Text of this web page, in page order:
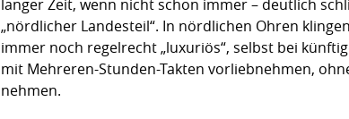
langer Zeit, wenn nicht schon immer – deutlich
„nördlicher Landesteil“. In nördlichen Ohren
immer noch regelrecht „luxuriös“, selbst bei
mit Mehreren-Stunden-Takten vorliebnehmen,
nehmen.